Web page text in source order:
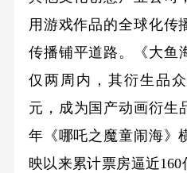
用游戏作品的全球化传
传播铺平道路。《大鱼
仅两周内，其衍生品
元，成为国产动画衍生
年《哪吒之魔童闹海》
映以来累计票房逼近